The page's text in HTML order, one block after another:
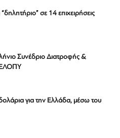
σε 14 επιχειρήσεις
Συνέδριο Διατροφής &
ΕΛΟΠΥ
για την Ελλάδα, μέσω του